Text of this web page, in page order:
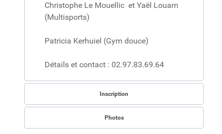
Christophe Le Mouellic et Yaël Louarn
(Multisports)
Patricia Kerhuiel (Gym douce)
Détails et contact : 02.97.83.69.64
Inscription
Photos